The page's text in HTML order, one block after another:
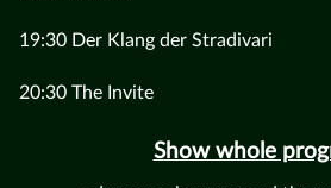
19:30 Der Klang der Stradivari
20:30 The Invite
Show whole